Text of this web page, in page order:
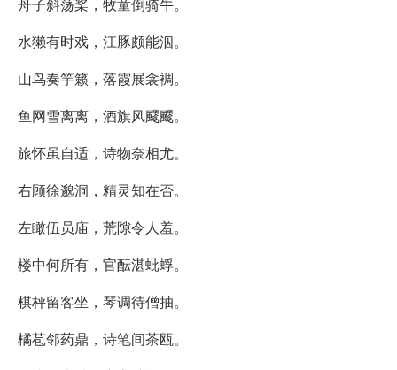
舟子斜荡桨，牧童倒骑牛。
水獭有时戏，江豚颇能泅。
山鸟奏竽籁，落霞展衾裯。
鱼网雪离离，酒旗风飂飂。
旅怀虽自适，诗物奈相尤。
右顾徐邈洞，精灵知在否。
左瞰伍员庙，荒隙令人羞。
楼中何所有，官酝湛蚍蜉。
棋枰留客坐，琴调待僧抽。
橘苞邻药鼎，诗笔间茶瓯。